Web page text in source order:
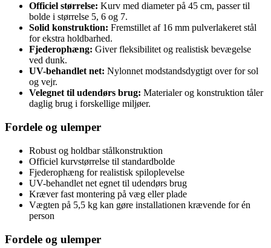
Officiel størrelse: Kurv med diameter på 45 cm, passer til
bolde i størrelse 5, 6 og 7.
Solid konstruktion: Fremstillet af 16 mm pulverlakeret stål
for ekstra holdbarhed.
Fjederophæng: Giver fleksibilitet og realistisk bevægelse
ved dunk.
UV-behandlet net: Nylonnet modstandsdygtigt over for sol
og vejr.
Velegnet til udendørs brug: Materialer og konstruktion tåler
daglig brug i forskellige miljøer.
Fordele og ulemper
Robust og holdbar stålkonstruktion
Officiel kurvstørrelse til standardbolde
Fjederophæng for realistisk spiloplevelse
UV-behandlet net egnet til udendørs brug
Kræver fast montering på væg eller plade
Vægten på 5,5 kg kan gøre installationen krævende for én
person
Fordele og ulemper